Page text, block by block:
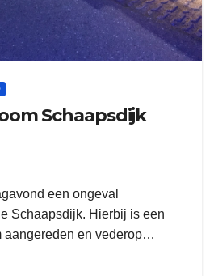
Schaapsdijk
een ongeval
Schaapsdijk. Hierbij is een
aangereden en vederop…